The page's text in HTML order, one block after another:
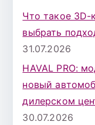
Что такое 3D-
выбрать
31.07.2026
HAVAL PRO:
новый
дилерском
30.07.2026